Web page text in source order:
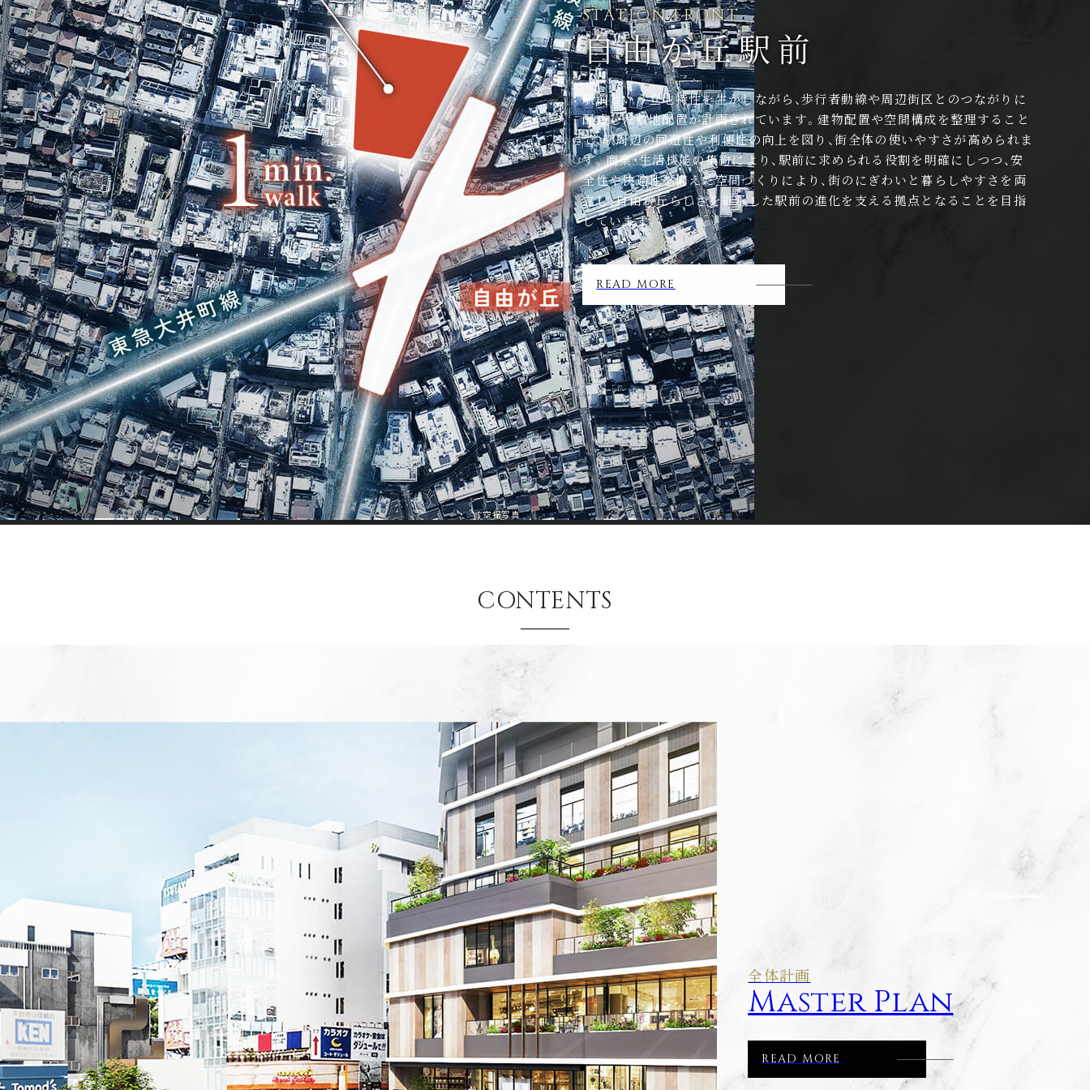
空撮写真
STATION FRONT
自由が丘駅前
駅前という立地特性を生かしながら、歩行者動線や周辺街区とのつながりに
配慮した敷地配置が計画されています。建物配置や空間構成を整理すること
で、駅周辺の回遊性や利便性の向上を図り、街全体の使いやすさが高められま
す。商業・生活機能の集約により、駅前に求められる役割を明確にしつつ、安
全性や快適性を備えた空間づくりにより、街のにぎわいと暮らしやすさを両
立し、自由が丘らしさを継承した駅前の進化を支える拠点となることを目指
しています。
READ MORE
CONTENTS
全体計画
Master Plan
READ MORE